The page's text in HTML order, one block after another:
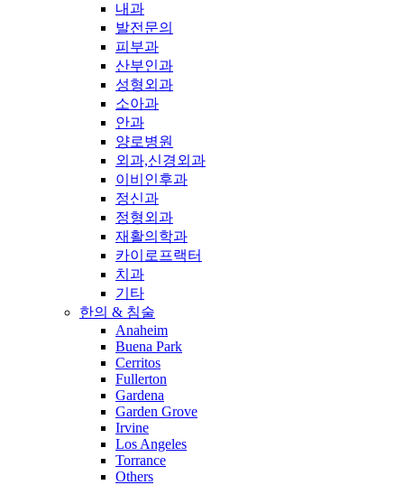
내과
발전문의
피부과
산부인과
성형외과
소아과
안과
양로병원
외과,신경외과
이비인후과
정신과
정형외과
재활의학과
카이로프랙터
치과
기타
한의 & 침술
Anaheim
Buena Park
Cerritos
Fullerton
Gardena
Garden Grove
Irvine
Los Angeles
Torrance
Others